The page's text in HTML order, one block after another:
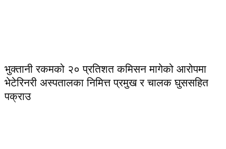
भुक्तानी रकमको २० प्रतिशत कमिसन मागेको आरोपमा
भेटेरिनरी अस्पतालका निमित्त प्रमुख र चालक घुससहित
पक्राउ